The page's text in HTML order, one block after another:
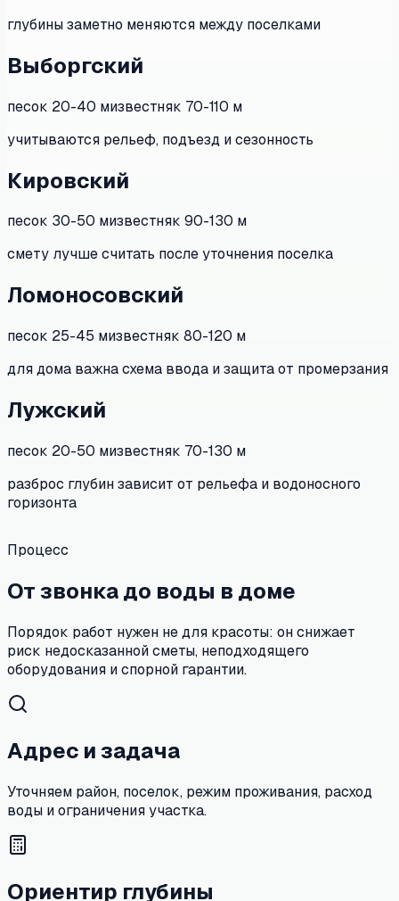
глубины заметно меняются между поселками
Выборгский
песок 20-40 мизвестняк 70-110 м
учитываются рельеф, подъезд и сезонность
Кировский
песок 30-50 мизвестняк 90-130 м
смету лучше считать после уточнения поселка
Ломоносовский
песок 25-45 мизвестняк 80-120 м
для дома важна схема ввода и защита от промерзания
Лужский
песок 20-50 мизвестняк 70-130 м
разброс глубин зависит от рельефа и водоносного
горизонта
Процесс
От звонка до воды в доме
Порядок работ нужен не для красоты: он снижает
риск недосказанной сметы, неподходящего
оборудования и спорной гарантии.
Адрес и задача
Уточняем район, поселок, режим проживания, расход
воды и ограничения участка.
Ориентир глубины